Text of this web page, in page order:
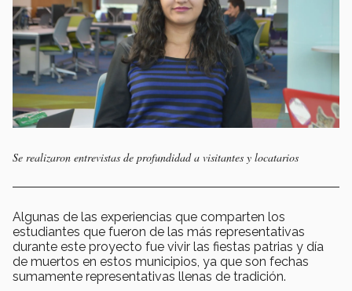
Se realizaron entrevistas de profundidad a visitantes y locatarios
Algunas de las experiencias que comparten los
estudiantes que fueron de las más representativas
durante este proyecto fue vivir las fiestas patrias y día
de muertos en estos municipios, ya que son fechas
sumamente representativas llenas de tradición.